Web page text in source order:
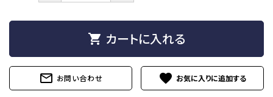
shopping_cart カートに入れる
mail_outline お問い合わせ favorite